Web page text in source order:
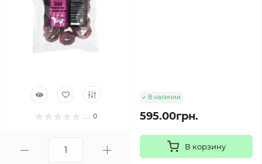
0
В наличии
595.00грн.
В корзину